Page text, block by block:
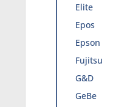
Elite
Epos
Epson
Fujitsu
G&D
GeBe